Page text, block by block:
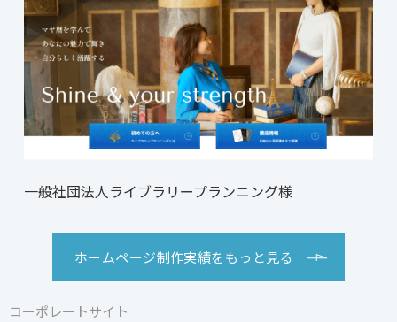
コーポレートサイト
コーポレートサイト
一般社団法人ライブラリープランニング様
コーポレートサイト
ホームページ制作実績をもっと見る